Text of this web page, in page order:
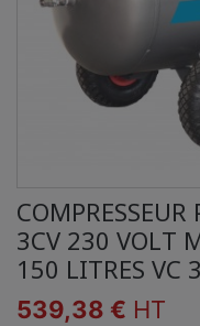
3CV 230 VOLT
150 LITRES VC
539,38 € HT